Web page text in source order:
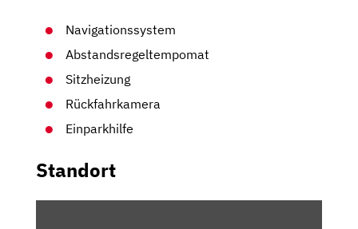
Navigationssystem
Abstandsregeltempomat
Sitzheizung
Rückfahrkamera
Einparkhilfe
Standort